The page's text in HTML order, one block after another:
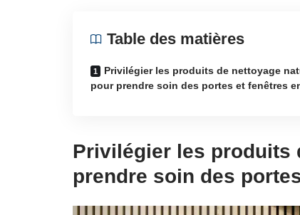
Table des matières
Privilégier les produits de nettoyage
pour prendre soin des portes et fenêtres
Privilégier les produits
prendre soin des